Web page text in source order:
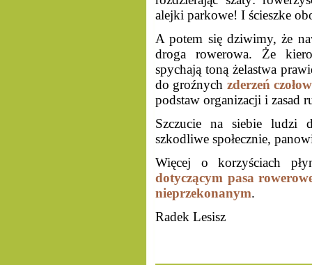
alejki parkowe! I ścieszke
A potem się dziwimy, że
droga rowerowa. Że
spychają toną żelastwa
do groźnych zderzeń
podstaw organizacji i zasad
Szczucie na siebie ludzi
szkodliwe społecznie,
Więcej o korzyściach
dotyczącym pasa
nieprzekonanym.
Radek Lesisz